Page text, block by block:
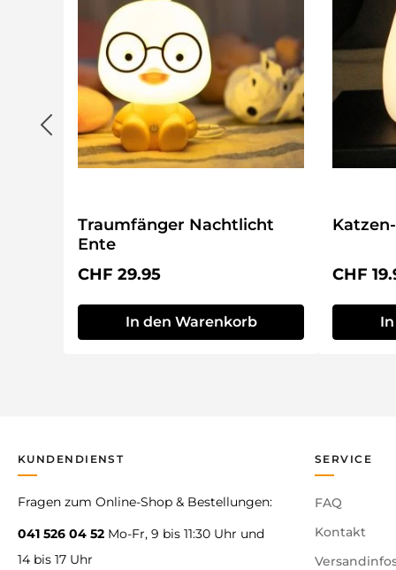
Traumfänger Nachtlicht
Ente
Regulärer Preis:
CHF 29.95
In den Warenkorb
CHF
KUNDENDIENST
Fragen zum Online-Shop & Bestellungen:
041 526 04 52 Mo-Fr, 9 bis 11:30 Uhr und
14 bis 17 Uhr
SERVICE
FAQ
Kontakt